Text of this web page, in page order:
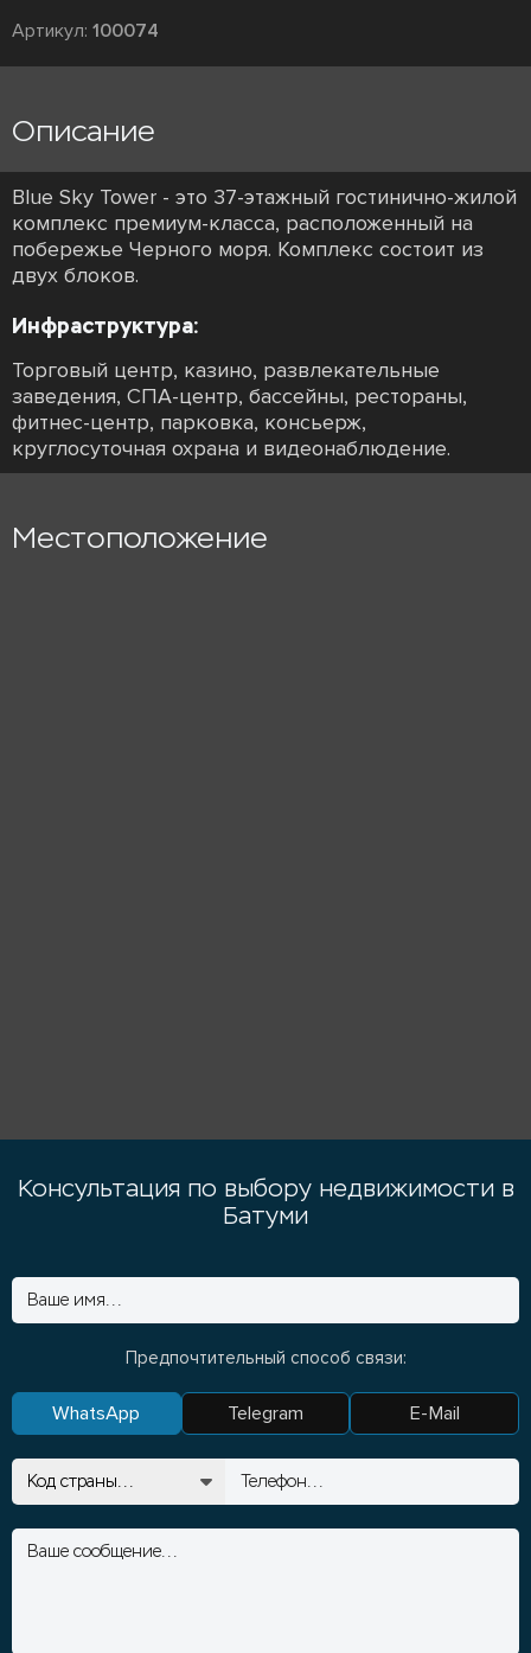
Артикул: 100074
Описание
Blue Sky Tower - это 37-этажный гостинично-жилой
комплекс премиум-класса, расположенный на
побережье Черного моря. Комплекс состоит из
двух блоков.
Инфраструктура:
Торговый центр, казино, развлекательные
заведения, СПА-центр, бассейны, рестораны,
фитнес-центр, парковка, консьерж,
круглосуточная охрана и видеонаблюдение.
Местоположение
Консультация по выбору недвижимости в
Батуми
Предпочтительный способ связи:
WhatsApp Telegram E-Mail